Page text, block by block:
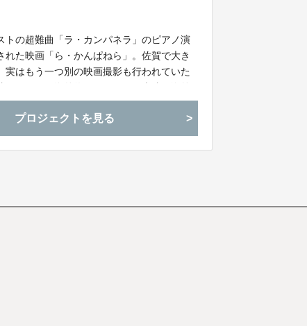
の超難曲「ラ・カンパネラ」のピアノ演
た映画「ら・かんぱねら」。佐賀で大き
はもう一つ別の映画撮影も行われていた
プロジェクトを見る